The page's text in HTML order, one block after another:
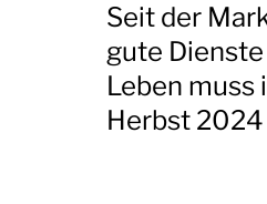
Seit der
gute
Leben muss
Herbst